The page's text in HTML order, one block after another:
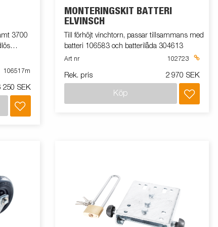
3700
upp
106517m
250 SEK
MONTERINGSKIT BATTERI
ELVINSCH
Till förhöjt vinchtorn, passar tillsammans med
batteri 106583 och batterilåda 304613
Art nr 102723
Rek. pris 2 970 SEK
Köp